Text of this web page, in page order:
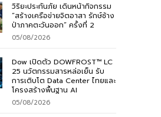
วิริยะประกันภัย เดินหน้ากิจกรรม
“สร้างเครือข่ายจิตอาสา รักษ์ช้าง
ป่าภาคตะวันออก” ครั้งที่ 2
05/08/2026
Dow เปิดตัว DOWFROST™ LC
25 นวัตกรรมสารหล่อเย็น รับ
การเติบโต Data Center ไทยและ
โครงสร้างพื้นฐาน AI
05/08/2026